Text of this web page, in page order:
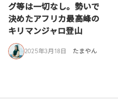
グ等は一切なし。勢いで
決めたアフリカ最高峰の
キリマンジャロ登山
2025年3月18日 たまやん